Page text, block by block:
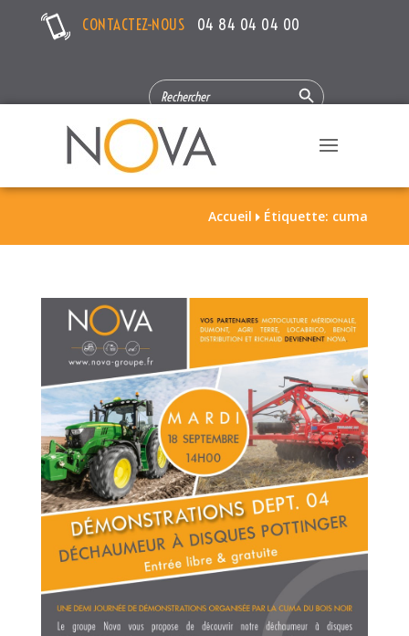
CONTACTEZ-NOUS 04 84 04 04 00
SEARCH
FOR:
Search Button
Accueil  Étiquette: cuma